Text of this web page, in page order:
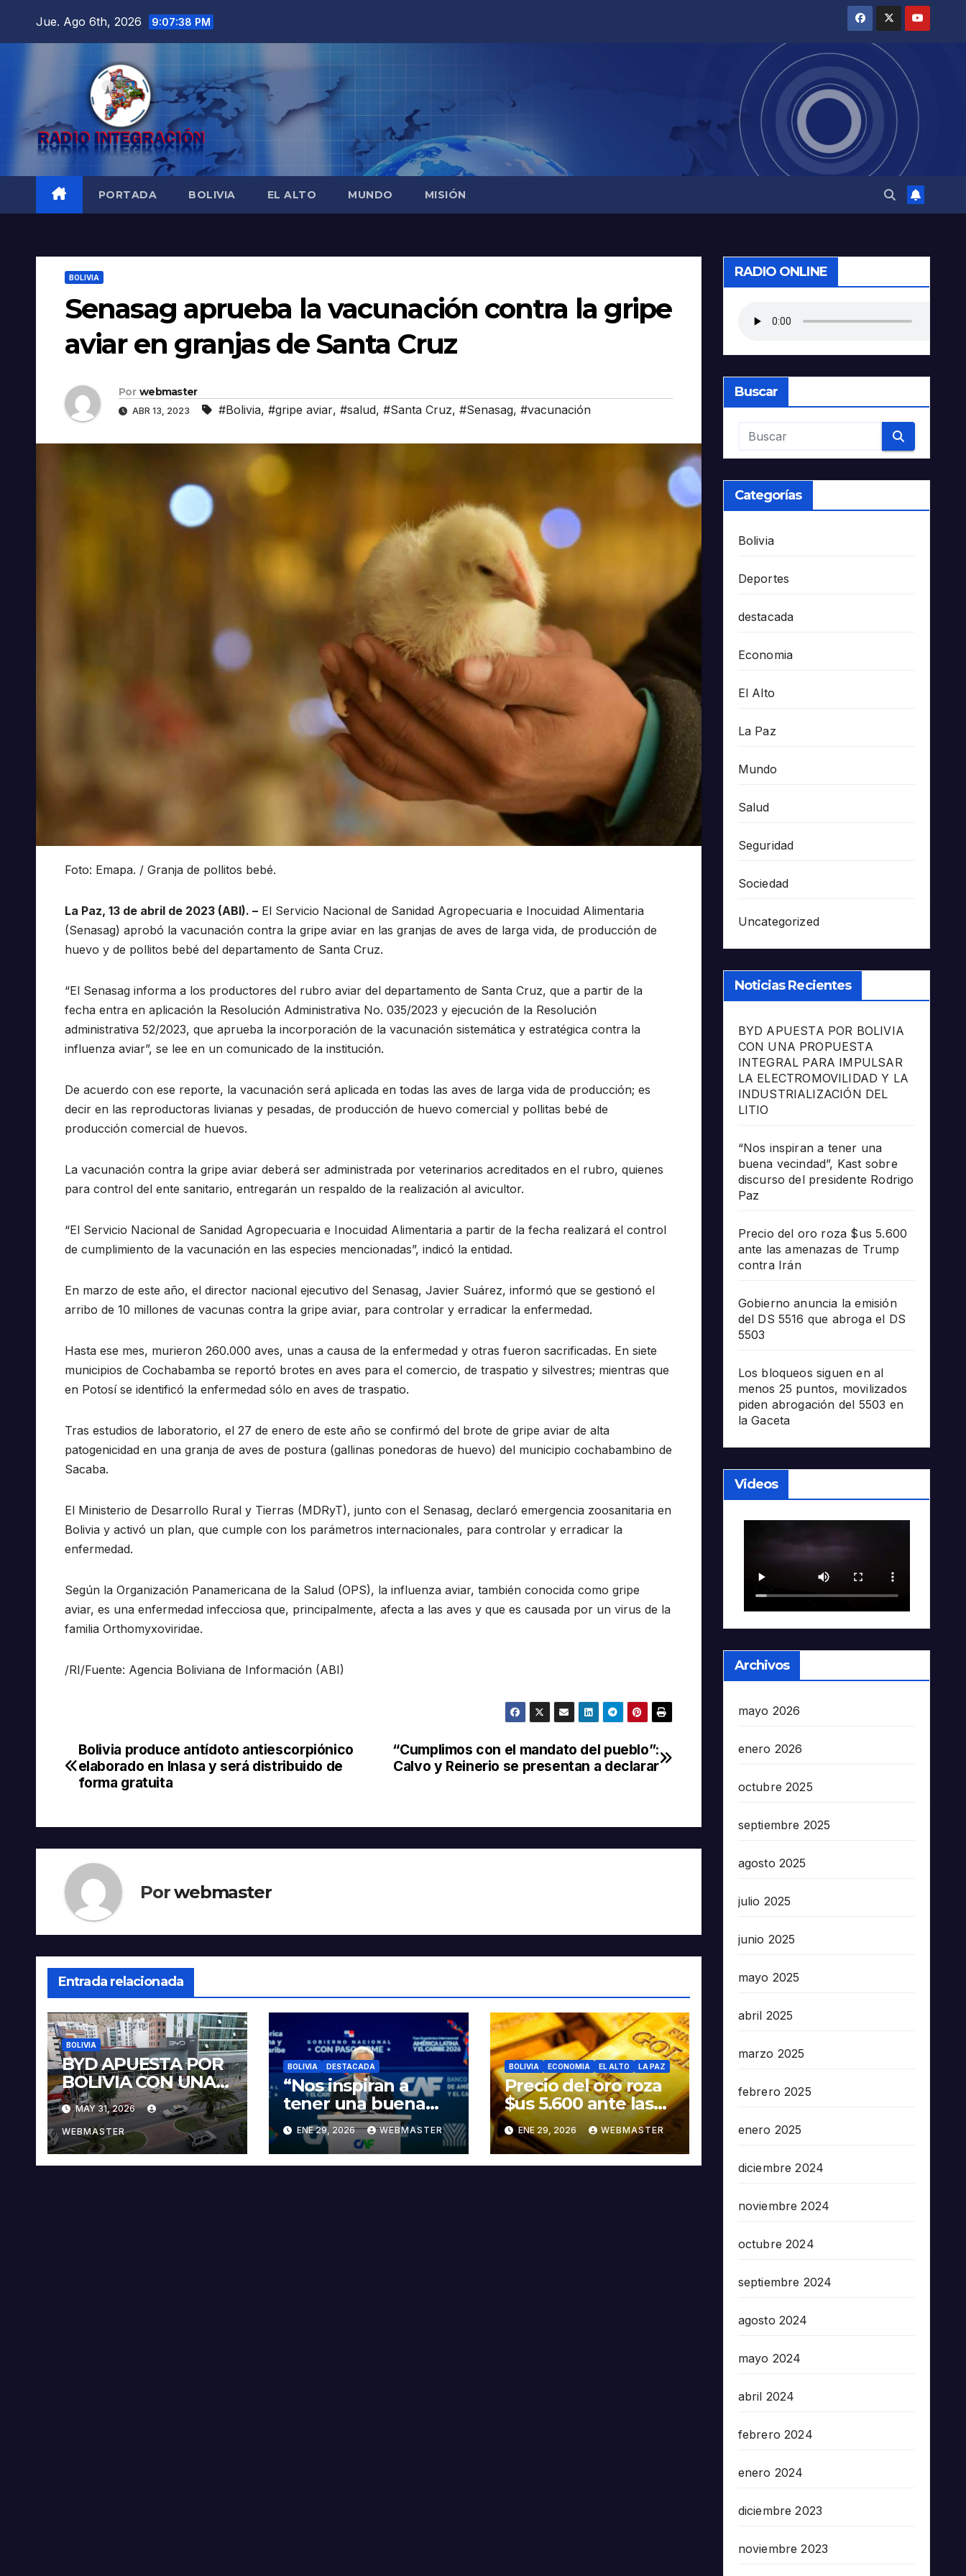
Jue. Ago 6th, 2026 9:07:39 PM
PORTADA BOLIVIA EL ALTO MUNDO MISIÓN
BOLIVIA
Senasag aprueba la vacunación contra la gripe
aviar en granjas de Santa Cruz
Por webmaster
ABR 13, 2023 #Bolivia, #gripe aviar, #salud, #Santa Cruz, #Senasag, #vacunación
Foto: Emapa. / Granja de pollitos bebé.
La Paz, 13 de abril de 2023 (ABI). – El Servicio Nacional de Sanidad Agropecuaria e Inocuidad Alimentaria
(Senasag) aprobó la vacunación contra la gripe aviar en las granjas de aves de larga vida, de producción de
huevo y de pollitos bebé del departamento de Santa Cruz.
“El Senasag informa a los productores del rubro aviar del departamento de Santa Cruz, que a partir de la
fecha entra en aplicación la Resolución Administrativa No. 035/2023 y ejecución de la Resolución
administrativa 52/2023, que aprueba la incorporación de la vacunación sistemática y estratégica contra la
influenza aviar”, se lee en un comunicado de la institución.
De acuerdo con ese reporte, la vacunación será aplicada en todas las aves de larga vida de producción; es
decir en las reproductoras livianas y pesadas, de producción de huevo comercial y pollitas bebé de
producción comercial de huevos.
La vacunación contra la gripe aviar deberá ser administrada por veterinarios acreditados en el rubro, quienes
para control del ente sanitario, entregarán un respaldo de la realización al avicultor.
“El Servicio Nacional de Sanidad Agropecuaria e Inocuidad Alimentaria a partir de la fecha realizará el control
de cumplimiento de la vacunación en las especies mencionadas”, indicó la entidad.
En marzo de este año, el director nacional ejecutivo del Senasag, Javier Suárez, informó que se gestionó el
arribo de 10 millones de vacunas contra la gripe aviar, para controlar y erradicar la enfermedad.
Hasta ese mes, murieron 260.000 aves, unas a causa de la enfermedad y otras fueron sacrificadas. En siete
municipios de Cochabamba se reportó brotes en aves para el comercio, de traspatio y silvestres; mientras que
en Potosí se identificó la enfermedad sólo en aves de traspatio.
Tras estudios de laboratorio, el 27 de enero de este año se confirmó del brote de gripe aviar de alta
patogenicidad en una granja de aves de postura (gallinas ponedoras de huevo) del municipio cochabambino de
Sacaba.
El Ministerio de Desarrollo Rural y Tierras (MDRyT), junto con el Senasag, declaró emergencia zoosanitaria en
Bolivia y activó un plan, que cumple con los parámetros internacionales, para controlar y erradicar la
enfermedad.
Según la Organización Panamericana de la Salud (OPS), la influenza aviar, también conocida como gripe
aviar, es una enfermedad infecciosa que, principalmente, afecta a las aves y que es causada por un virus de la
familia Orthomyxoviridae.
/RI/Fuente: Agencia Boliviana de Información (ABI)
Navegación
de
“Cumplimos con el mandato del pueblo”:
Calvo y Reinerio se presentan a declarar
Bolivia produce antídoto antiescorpiónico
elaborado en Inlasa y será distribuido de
forma gratuita
Porwebmaster
Entrada relacionada
BOLIVIA
BYD APUESTA POR
BOLIVIA CON UNA
PROPUESTA
INTEGRAL PARA
IMPULSAR LA
ELECTROMOVILIDA
D Y LA
MAY 31, 2026
WEBMASTER
BOLIVIA DESTACADA
“Nos inspiran a
tener una buena
vecindad”, Kast
sobre discurso del
presidente Rodrigo
ENE 29, 2026 WEBMASTER
BOLIVIA ECONOMIA EL ALTO LA PAZ
Precio del oro roza
$us 5.600 ante las
amenazas de
Trump contra Irán
ENE 29, 2026 WEBMASTER
RADIO ONLINE
Buscar
Categorías
Bolivia
Deportes
destacada
Economia
El Alto
La Paz
Mundo
Salud
Seguridad
Sociedad
Uncategorized
Noticias Recientes
BYD APUESTA POR BOLIVIA
CON UNA PROPUESTA
INTEGRAL PARA IMPULSAR
LA ELECTROMOVILIDAD Y LA
INDUSTRIALIZACIÓN DEL
LITIO
“Nos inspiran a tener una
buena vecindad”, Kast sobre
discurso del presidente Rodrigo
Paz
Precio del oro roza $us 5.600
ante las amenazas de Trump
contra Irán
Gobierno anuncia la emisión
del DS 5516 que abroga el DS
5503
Los bloqueos siguen en al
menos 25 puntos, movilizados
piden abrogación del 5503 en
la Gaceta
Videos
Archivos
mayo 2026
enero 2026
octubre 2025
septiembre 2025
agosto 2025
julio 2025
junio 2025
mayo 2025
abril 2025
marzo 2025
febrero 2025
enero 2025
diciembre 2024
noviembre 2024
octubre 2024
septiembre 2024
agosto 2024
mayo 2024
abril 2024
febrero 2024
enero 2024
diciembre 2023
noviembre 2023